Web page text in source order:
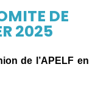
DE
2025
de l’APELF en